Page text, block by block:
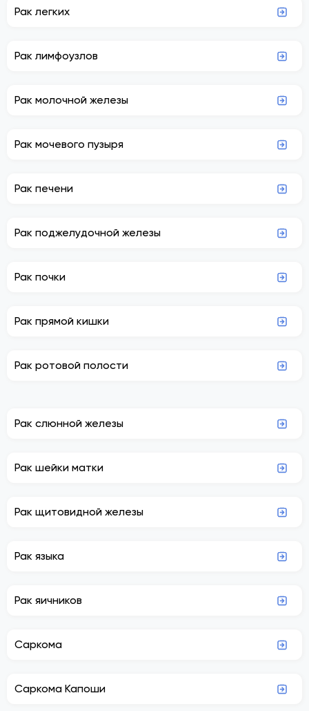
Рак легких
Рак лимфоузлов
Рак молочной железы
Рак мочевого пузыря
Рак печени
Рак поджелудочной железы
Рак почки
Рак прямой кишки
Рак ротовой полости
Рак слюнной железы
Рак шейки матки
Рак щитовидной железы
Рак языка
Рак яичников
Саркома
Саркома Капоши